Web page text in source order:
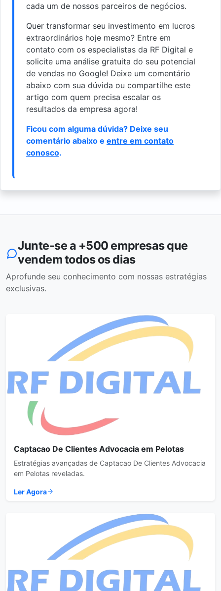
cada um de nossos parceiros de negócios.
Quer transformar seu investimento em lucros
extraordinários hoje mesmo? Entre em
contato com os especialistas da RF Digital e
solicite uma análise gratuita do seu potencial
de vendas no Google! Deixe um comentário
abaixo com sua dúvida ou compartilhe este
artigo com quem precisa escalar os
resultados da empresa agora!
Ficou com alguma dúvida? Deixe seu
comentário abaixo e entre em contato
conosco.
Junte-se a +500 empresas que
vendem todos os dias
Aprofunde seu conhecimento com nossas estratégias
exclusivas.
Captacao De Clientes Advocacia em Pelotas
Estratégias avançadas de Captacao De Clientes Advocacia
em Pelotas reveladas.
Ler Agora